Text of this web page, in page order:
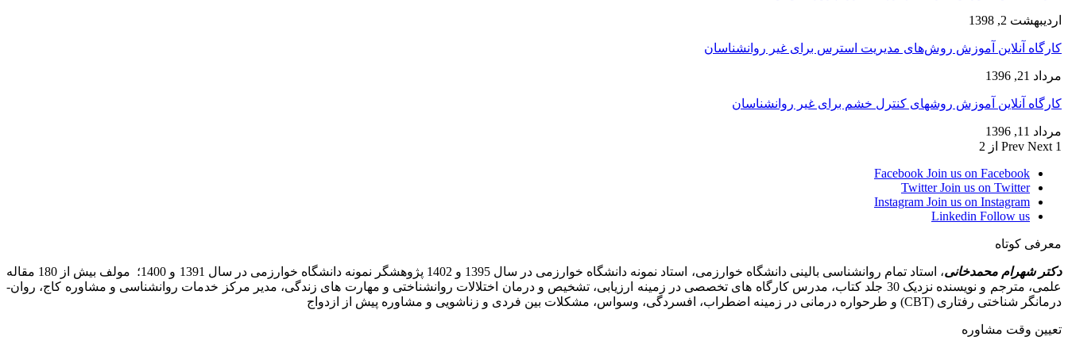
اردیبهشت 2, 1398
کارگاه آنلاین آموزش روش‌های مدیریت استرس برای غیر روانشناسان
مرداد 21, 1396
کارگاه آنلاین آموزش روشهای کنترل خشم برای غیر روانشناسان
مرداد 11, 1396
Prev Next 1 از 2
Facebook Join us on Facebook
Twitter Join us on Twitter
Instagram Join us on Instagram
Linkedin Follow us
معرفی کوتاه
دکتر شهرام محمدخانی
، استاد تمام روانشناسی بالینی دانشگاه خوارزمی، استاد نمونه دانشگاه خوارزمی در سال 1395 و 1402 پژوهشگر نمونه دانشگاه خوارزمی در سال 1391 و 1400؛ مولف بیش از 180 مقاله
علمی، مترجم و نویسنده نزدیک 30 جلد کتاب، مدرس کارگاه­ های تخصصی در زمینه ارزیابی، تشخیص و درمان اختلالات روانشناختی و مهارت های زندگی، مدیر مرکز خدمات روانشناسی و مشاوره کاج، روان­
درمانگر شناختی رفتاری (CBT) و طرحواره درمانی در زمینه اضطراب، افسردگی، وسواس، مشکلات بین فردی و زناشویی و مشاوره پیش از ازدواج
تعیین وقت مشاوره